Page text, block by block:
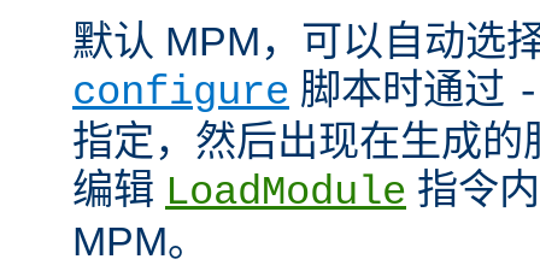
默认 MPM，可以自动选
configure 脚本时通过
指定，然后出现在生成
编辑 LoadModule 指令
MPM。